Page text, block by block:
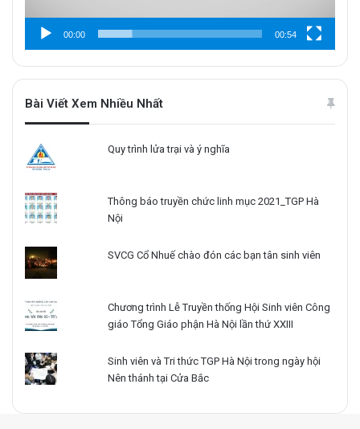
00:00 00:54
Bài Viết Xem Nhiều Nhất
Quy trình lửa trại và ý nghĩa
Thông báo truyền chức linh mục 2021_TGP Hà
Nội
SVCG Cổ Nhuế chào đón các bạn tân sinh viên
Chương trình Lễ Truyền thống Hội Sinh viên Công
giáo Tổng Giáo phận Hà Nội lần thứ XXIII
Sinh viên và Tri thức TGP Hà Nội trong ngày hội
Nên thánh tại Cửa Bắc